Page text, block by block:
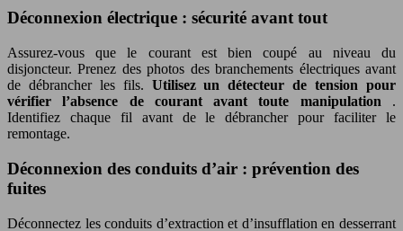
Déconnexion électrique : sécurité avant tout
Assurez-vous que le courant est bien coupé au niveau du
disjoncteur. Prenez des photos des branchements électriques avant
de débrancher les fils. Utilisez un détecteur de tension pour
vérifier l’absence de courant avant toute manipulation .
Identifiez chaque fil avant de le débrancher pour faciliter le
remontage.
Déconnexion des conduits d’air : prévention des
fuites
Déconnectez les conduits d’extraction et d’insufflation en desserrant